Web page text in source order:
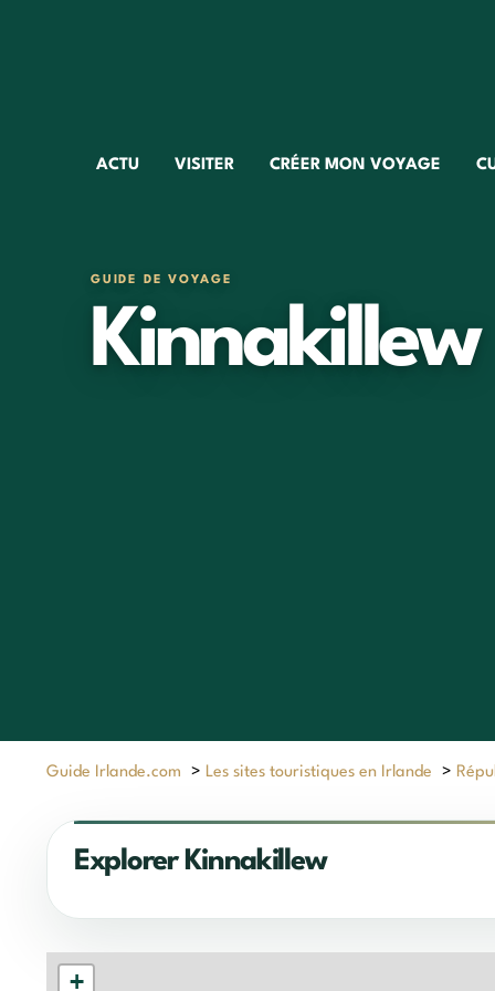
ACTU VISITER CRÉER MON VOYAGE
GUIDE DE VOYAGE
Kinnakillew
Guide Irlande.com > Les sites touristiques en Irlande >
Explorer Kinnakillew
+